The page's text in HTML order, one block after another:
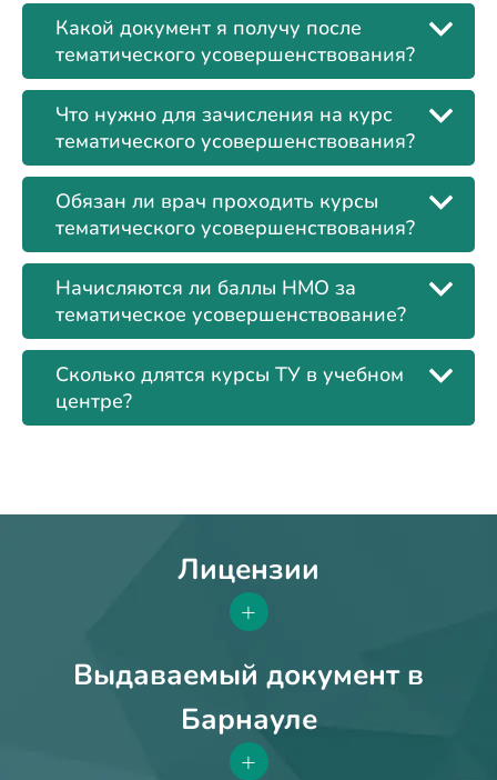
Какой документ я получу после
тематического усовершенствования?
Что нужно для зачисления на курс
тематического усовершенствования?
Обязан ли врач проходить курсы
тематического усовершенствования?
Начисляются ли баллы НМО за
тематическое усовершенствование?
Сколько длятся курсы ТУ в учебном
центре?
Лицензии
+
Выдаваемый документ в
Барнауле
+